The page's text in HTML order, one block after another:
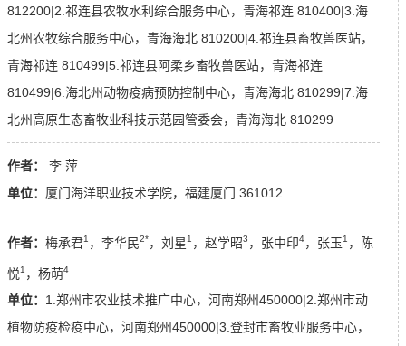
812200|2.祁连县农牧水利综合服务中心，青海祁连 810400|3.海
北州农牧综合服务中心，青海海北 810200|4.祁连县畜牧兽医站，
青海祁连 810499|5.祁连县阿柔乡畜牧兽医站，青海祁连
810499|6.海北州动物疫病预防控制中心，青海海北 810299|7.海
北州高原生态畜牧业科技示范园管委会，青海海北 810299
作者：
李 萍
单位： 厦门海洋职业技术学院，福建厦门 361012
作者： 梅承君1 ，李华民2*，刘星1 ，赵学昭3 ，张中印4，张玉1 ，陈
悦1 ，杨萌4
单位： 1.郑州市农业技术推广中心，河南郑州450000|2.郑州市动
植物防疫检疫中心，河南郑州450000|3.登封市畜牧业服务中心，